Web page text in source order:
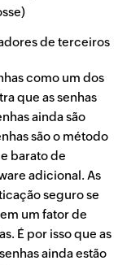
de terceiros
como um dos
que as senhas
ainda são
são o método
barato de
adicional. As
seguro se
um fator de
É por isso que as
ainda estão